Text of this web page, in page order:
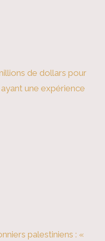
de dollars pour
une expérience
palestiniens : «